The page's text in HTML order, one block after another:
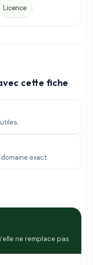
Licence
cette fiche
exact.
ne remplace pas.